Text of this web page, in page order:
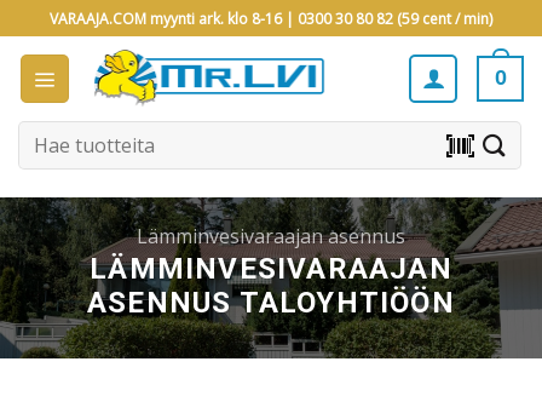
to
content
VARAAJA.COM myynti ark. klo 8-16 | 0300 30 80 82 (59 cent / min)
0
Etsi: barcode_scanner
Lämminvesivaraajan asennus
LÄMMINVESIVARAAJAN
ASENNUS TALOYHTIÖÖN